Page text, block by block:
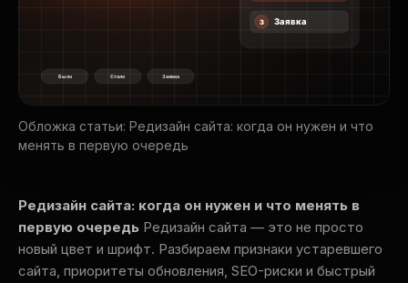
Обложка статьи: Редизайн сайта: когда он нужен и что
менять в первую очередь
Редизайн сайта: когда он нужен и что менять в
первую очередь Редизайн сайта — это не просто
новый цвет и шрифт. Разбираем признаки устаревшего
сайта, приоритеты обновления, SEO-риски и быстрый